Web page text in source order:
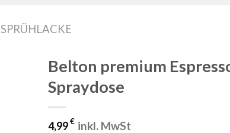
Belton premium
Spraydose
4,99€ inkl. MwSt